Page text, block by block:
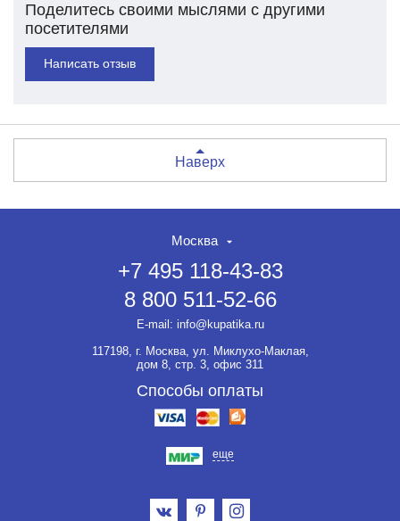
Поделитесь своими мыслями с другими
посетителями
Написать отзыв
Наверх
Москва
+7 495 118-43-83
8 800 511-52-66
E-mail: info@kupatika.ru
117198, г. Москва, ул. Миклухо-Маклая,
дом 8, стр. 3, офис 311
Способы оплаты
еще